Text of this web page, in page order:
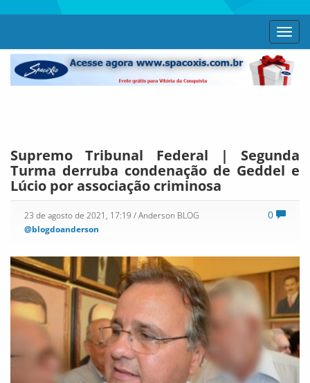
Supremo Tribunal Federal | Segunda
Turma derruba condenação de Geddel e
Lúcio por associação criminosa
0
23 de agosto de 2021, 17:19 / Anderson BLOG
@blogdoanderson